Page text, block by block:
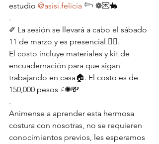
estudio @asisi.felicia 𓆸 ❁💌🐇
.
✐ La sesión se llevará a cabo el sábado
11 de marzo y es presencial 🙆‍♀️.
El costo incluye materiales y kit de
encuadernación para que sigan
trabajando en casa🏠. El costo es de
150,000 pesos 𓂊✺💸
.
Animense a aprender esta hermosa
costura con nosotras, no se requieren
conocimientos previos, les esperamos